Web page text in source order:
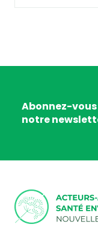
Abonnez-vous
notre